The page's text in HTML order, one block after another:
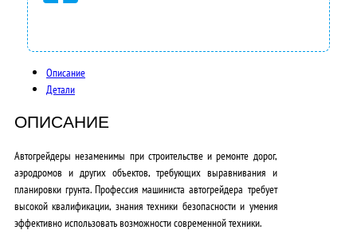
Описание
Детали
ОПИСАНИЕ
Автогрейдеры незаменимы при строительстве и ремонте дорог,
аэродромов и других объектов, требующих выравнивания и
планировки грунта. Профессия машиниста автогрейдера требует
высокой квалификации, знания техники безопасности и умения
эффективно использовать возможности современной техники.